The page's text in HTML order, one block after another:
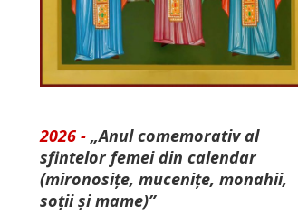
2026 - „Anul comemorativ al
sfintelor femei din calendar
(mironosițe, mu­cenițe, monahii,
soții și mame)”